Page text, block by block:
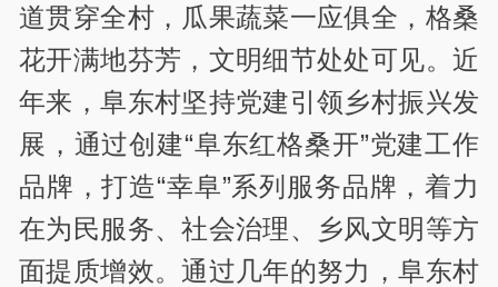
道贯穿全村，瓜果蔬菜一应俱全，格桑
花开满地芬芳，文明细节处处可见。近
年来，阜东村坚持党建引领乡村振兴发
展，通过创建“阜东红格桑开”党建工作
品牌，打造“幸阜”系列服务品牌，着力
在为民服务、社会治理、乡风文明等方
面提质增效。通过几年的努力，阜东村